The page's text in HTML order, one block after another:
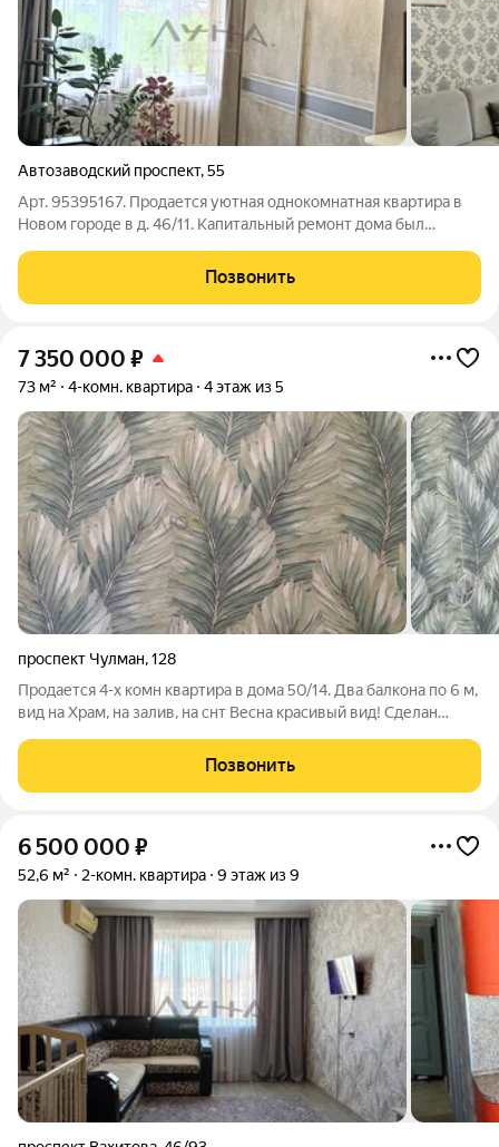
Автозаводский проспект,55
Арт. 95395167. Продается уютная однокомнатная квартира в
Новом городе в д. 46/11. Капитальный ремонт дома был
подъездов. Квартира не угловая, очень теплая, находится на
первом этаже. Планировкой
Позвонить
7 350 000 ₽
73 м² 4-комн. квартира 4 этаж из 5
проспект Чулман,128
Продается 4-х комн квартира в дома 50/14. Два балкона по 6 м,
вид на Храм, на залив, на снт Весна красивый вид! Сделан
полы до совершенства! Натяжные потолки с точечным
светом, работали лучшие
Позвонить
6 500 000 ₽
52,6 м² 2-комн. квартира 9 этаж из 9